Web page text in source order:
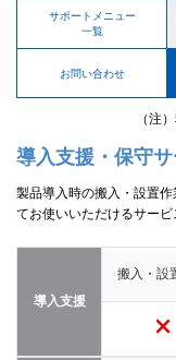
サポートメニュー
一覧
お問い合わせ
（注
導入支援・保守
製品導入時の搬入・設置
てお使いいただけるサービ
導入支援
搬入・設